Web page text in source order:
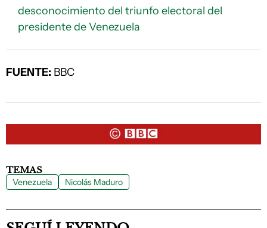
desconocimiento del triunfo electoral del
presidente de Venezuela
FUENTE: BBC
TEMAS
Venezuela Nicolás Maduro